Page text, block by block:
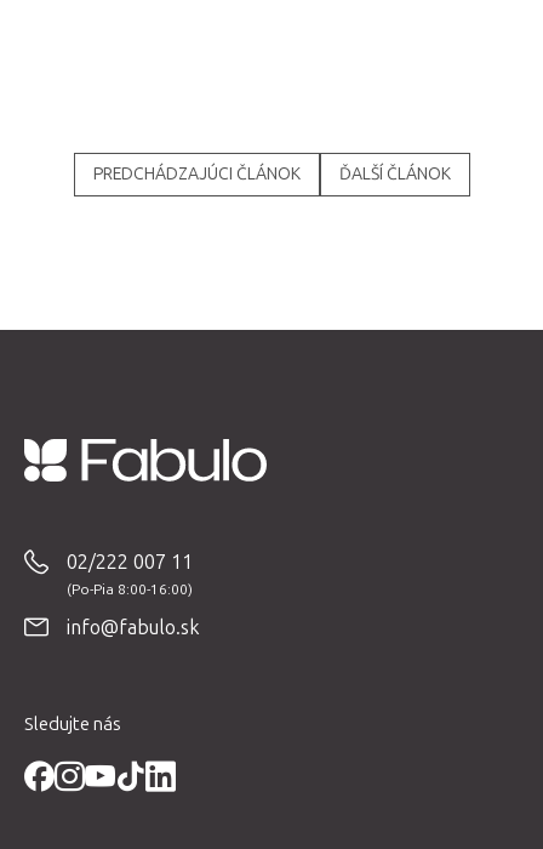
PREDCHÁDZAJÚCI ČLÁNOK ĎALŠÍ ČLÁNOK
02/222 007 11
info@fabulo.sk
Sledujte nás